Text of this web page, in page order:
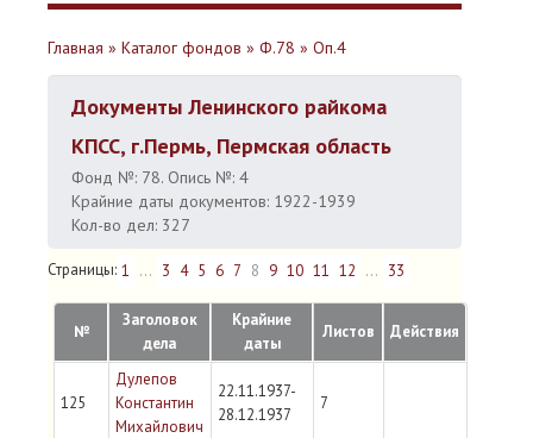
Главная » Каталог фондов » Ф.78 » Оп.4
Документы Ленинского райкома
КПСС, г.Пермь, Пермская область
Фонд №: 78. Опись №: 4
Крайние даты документов: 1922-1939
Кол-во дел: 327
Страницы: 1 ... 3 4 5 6 7 8 9 10 11 12 ... 33
№
Заголовок
дела
Крайние
даты
Листов Действия
125
Дулепов
Константин
Михайлович
22.11.1937-
28.12.1937
7